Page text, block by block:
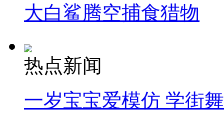
大白鲨腾空捕食猎物
热点新闻
一岁宝宝爱模仿 学街